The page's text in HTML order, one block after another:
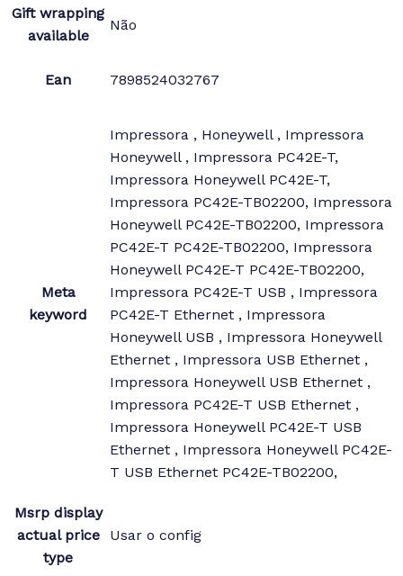
Gift wrapping
available
Não
Ean 7898524032767
Meta
keyword
Impressora , Honeywell , Impressora
Honeywell , Impressora PC42E-T,
Impressora Honeywell PC42E-T,
Impressora PC42E-TB02200, Impressora
Honeywell PC42E-TB02200, Impressora
PC42E-T PC42E-TB02200, Impressora
Honeywell PC42E-T PC42E-TB02200,
Impressora PC42E-T USB , Impressora
PC42E-T Ethernet , Impressora
Honeywell USB , Impressora Honeywell
Ethernet , Impressora USB Ethernet ,
Impressora Honeywell USB Ethernet ,
Impressora PC42E-T USB Ethernet ,
Impressora Honeywell PC42E-T USB
Ethernet , Impressora Honeywell PC42E-
T USB Ethernet PC42E-TB02200,
Msrp display
actual price
type
Usar o config